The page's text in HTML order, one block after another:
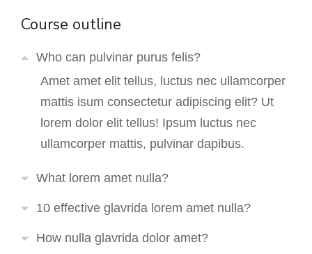
Course outline
Who can pulvinar purus felis?
Amet amet elit tellus, luctus nec ullamcorper
mattis isum consectetur adipiscing elit? Ut
lorem dolor elit tellus! Ipsum luctus nec
ullamcorper mattis, pulvinar dapibus.
What lorem amet nulla?
10 effective glavrida lorem amet nulla?
How nulla glavrida dolor amet?